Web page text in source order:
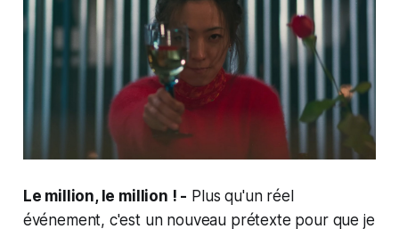
Le million, le million ! - Plus qu'un réel
événement, c'est un nouveau prétexte pour que je